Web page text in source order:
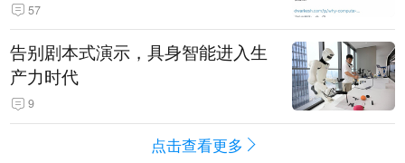
57
告别剧本式演示，具身智能进入生
产力时代
9
点击查看更多